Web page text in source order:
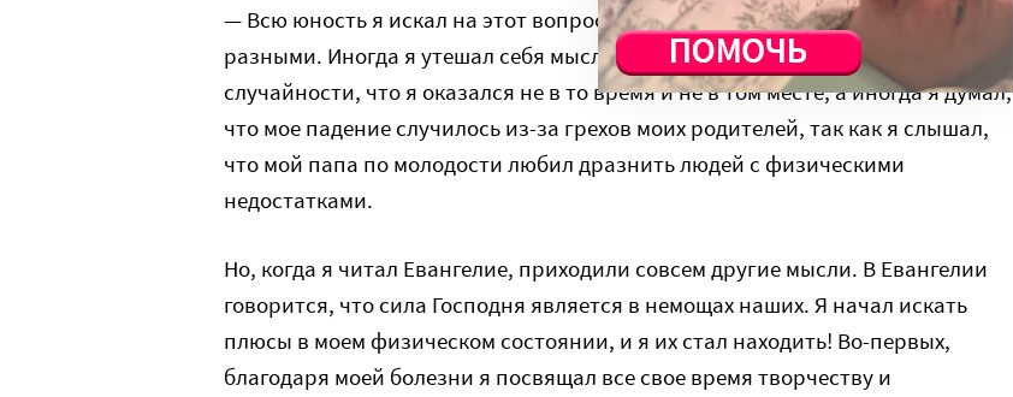
— Всю юность я искал на этот вопрос ответы, и они в разное время были
разными. Иногда я утешал себя мыслью, что это случилось по чистой
случайности, что я оказался не в то время и не в том месте, а иногда я думал,
что мое падение случилось из-за грехов моих родителей, так как я слышал,
что мой папа по молодости любил дразнить людей с физическими
недостатками.
Но, когда я читал Евангелие, приходили совсем другие мысли. В Евангелии
говорится, что сила Господня является в немощах наших. Я начал искать
плюсы в моем физическом состоянии, и я их стал находить! Во-первых,
благодаря моей болезни я посвящал все свое время творчеству и